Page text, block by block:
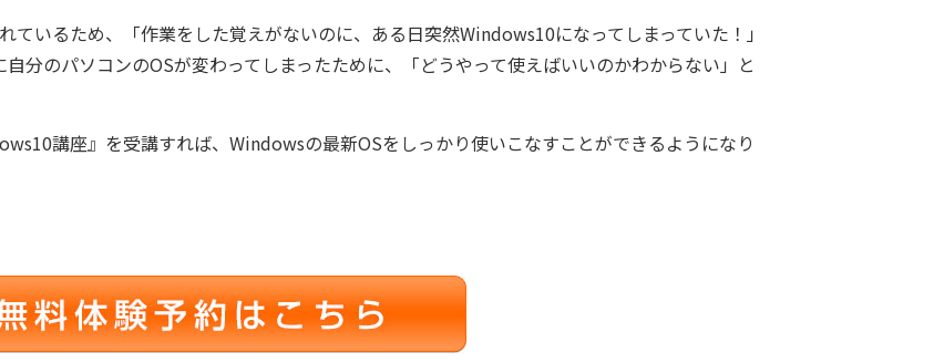
いるため、「作業をした覚えがないのに、ある日突然Windows10になってしまっていた！」
分のパソコンのOSが変わってしまったために、「どうやって使えばいいのかわからない」と
講座』を受講すれば、Windowsの最新OSをしっかり使いこなすことができるようになり